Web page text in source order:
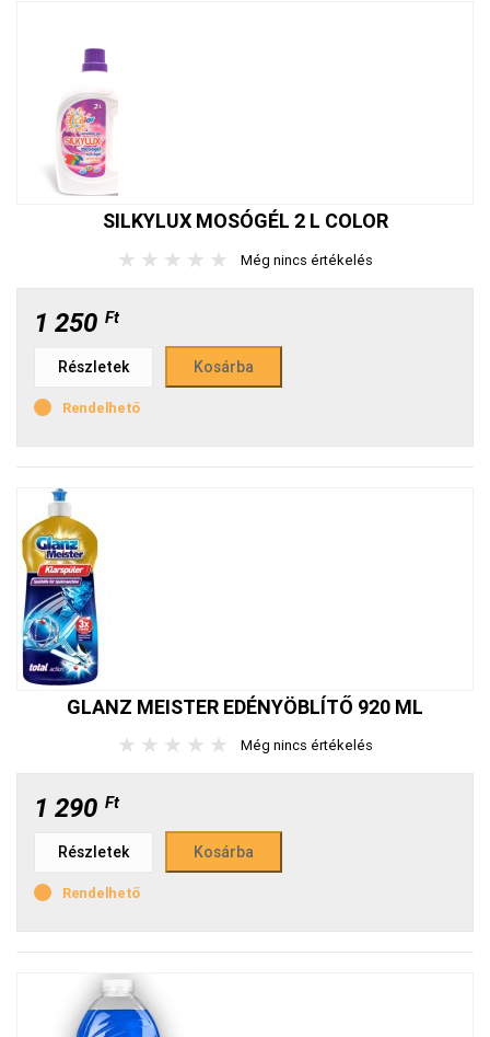
SILKYLUX MOSÓGÉL 2 L COLOR
★ ★ ★ ★ ★ Még nincs értékelés
1 250 Ft
Részletek
Rendelhető
GLANZ MEISTER EDÉNYÖBLÍTŐ 920 ML
★ ★ ★ ★ ★ Még nincs értékelés
1 290 Ft
Részletek
Rendelhető